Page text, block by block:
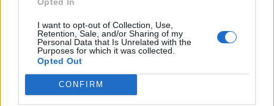
I want to opt-out of Collection, Use,
Retention, Sale, and/or Sharing of my
Personal Data that Is Unrelated with the
Purposes for which it was collected.
Opted Out
CONFIRM
Photo 6/10
ΠΑΣ Γιάννινα: «Αυτός δεν άκουσε αλλά εμείς είδαμε και
δε θα το αφήσουμε έτσι»